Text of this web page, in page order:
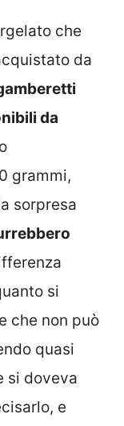
che
da
da
grammi,
sorpresa
si
che non può
quasi
si doveva
e